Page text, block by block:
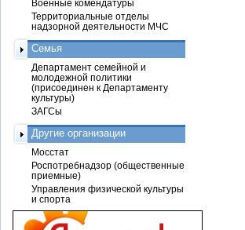
Военные комендатуры
Территориальные отделы
надзорной деятельности МЧС
Семья
Департамент семейной и
молодежной политики
(присоединен к Департаменту
культуры)
ЗАГСы
Другие организации
Мосстат
Роспотребнадзор (общественные
приемные)
Управления физической культуры
и спорта